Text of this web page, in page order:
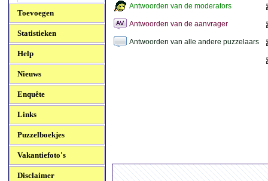
Toevoegen
Statistieken
Help
Nieuws
Enquête
Links
Puzzelboekjes
Vakantiefoto's
Disclaimer
Antwoorden van de moderators
Antwoorden van de aanvrager
Antwoorden van alle andere puzzelaars